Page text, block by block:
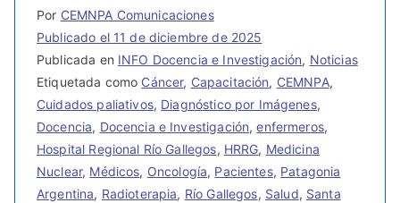
Por CEMNPA Comunicaciones
Publicado el 11 de diciembre de 2025
Publicada en INFO Docencia e Investigación, Noticias
Etiquetada como Cáncer, Capacitación, CEMNPA,
Cuidados paliativos, Diagnóstico por Imágenes,
Docencia, Docencia e Investigación,enfermeros,
Hospital Regional Río Gallegos, HRRG, Medicina
Nuclear, Médicos, Oncología, Pacientes, Patagonia
Argentina, Radioterapia, Río Gallegos, Salud, Santa